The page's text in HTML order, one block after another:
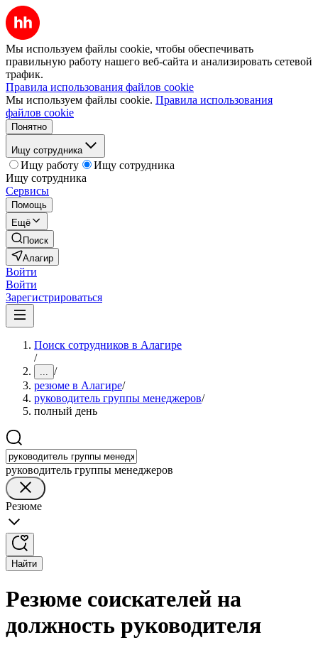
Мы используем файлы cookie, чтобы обеспечивать
правильную работу нашего веб-сайта и анализировать сетевой
трафик.
Правила использования файлов cookie
Мы используем файлы cookie. Правила использования
файлов cookie
Понятно
Ищу сотрудника
Ищу работу
Ищу сотрудника
Ищу сотрудника
Сервисы
Помощь
Ещё
Поиск
Алагир
Войти
Войти
Зарегистрироваться
Поиск сотрудников в Алагире
/
... /
резюме в Алагире/
руководитель группы менеджеров/
полный день
руководитель группы менеджеров
Резюме
Найти
Резюме соискателей на
должность руководителя